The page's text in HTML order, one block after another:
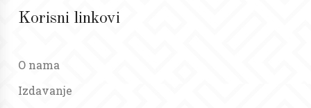
Korisni linkovi
O nama
Izdavanje